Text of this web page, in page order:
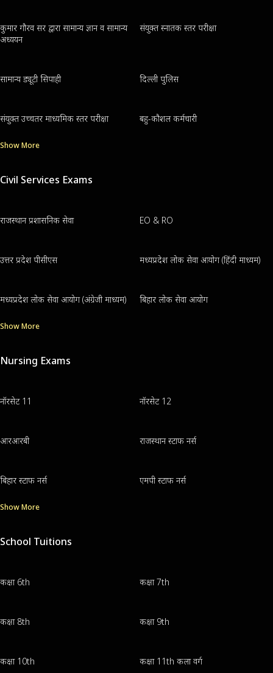
कुमार गौरव सर द्वारा सामान्य ज्ञान व सामान्य
अध्ययन
संयुक्त स्नातक स्तर परीक्षा
सामान्य ड्यूटी सिपाही दिल्ली पुलिस
संयुक्त उच्चतर माध्यमिक स्तर परीक्षा बहु-कौशल कर्मचारी
Show More
Civil Services Exams
राजस्थान प्रशासनिक सेवा EO & RO
उत्तर प्रदेश पीसीएस मध्यप्रदेश लोक सेवा आयोग (हिंदी माध्यम)
मध्यप्रदेश लोक सेवा आयोग (अंग्रेजी माध्यम) बिहार लोक सेवा आयोग
Show More
Nursing Exams
नॉरसेट 11 नॉरसेट 12
आरआरबी राजस्थान स्टाफ नर्स
बिहार स्टाफ नर्स एमपी स्टाफ नर्स
Show More
School Tuitions
कक्षा 6th कक्षा 7th
कक्षा 8th कक्षा 9th
कक्षा 10th कक्षा 11th कला वर्ग